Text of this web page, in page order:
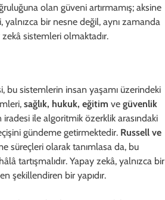
olan güveni artırmamış; aksine
bir nesne değil, aynı zamanda
sistemleri olmaktadır.
bu sistemlerin insan yaşamı üzerindeki
sağlık, hukuk, eğitim ve güvenlik
ile algoritmik özerklik arasındaki
gündeme getirmektedir. Russell ve
süreçleri olarak tanımlasa da, bu
tartışmalıdır. Yapay zekâ, yalnızca bir
şekillendiren bir yapıdır.